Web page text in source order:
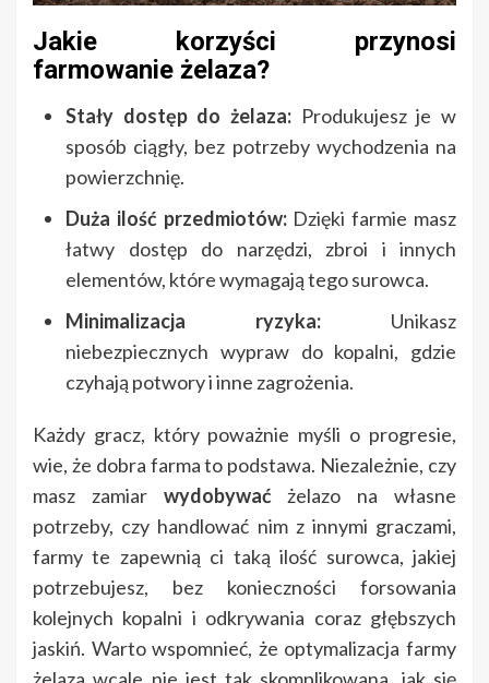
Jakie korzyści przynosi
farmowanie żelaza?
Stały dostęp do żelaza: Produkujesz je w
sposób ciągły, bez potrzeby wychodzenia na
powierzchnię.
Duża ilość przedmiotów:Dzięki farmie masz
łatwy dostęp do narzędzi, zbroi i innych
elementów, które wymagają tego surowca.
Minimalizacja ryzyka: Unikasz
niebezpiecznych wypraw do kopalni, gdzie
czyhają potwory i inne zagrożenia.
Każdy gracz, który poważnie myśli o progresie,
wie, że dobra farma to podstawa. Niezależnie, czy
masz zamiar wydobywaćżelazo na własne
potrzeby, czy handlować nim z innymi graczami,
farmy te zapewnią ci taką ilość surowca, jakiej
potrzebujesz, bez konieczności forsowania
kolejnych kopalni i odkrywania coraz głębszych
jaskiń. Warto wspomnieć, że optymalizacja farmy